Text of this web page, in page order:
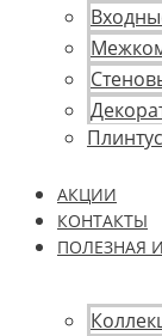
Плинтус
АКЦИИ
КОНТАКТЫ
ПОЛЕЗНАЯ